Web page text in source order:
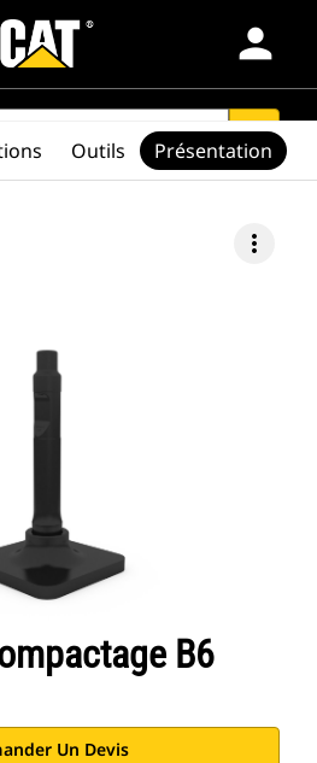
person
search
more_vert
B6
Un Devis
Outils Présentation